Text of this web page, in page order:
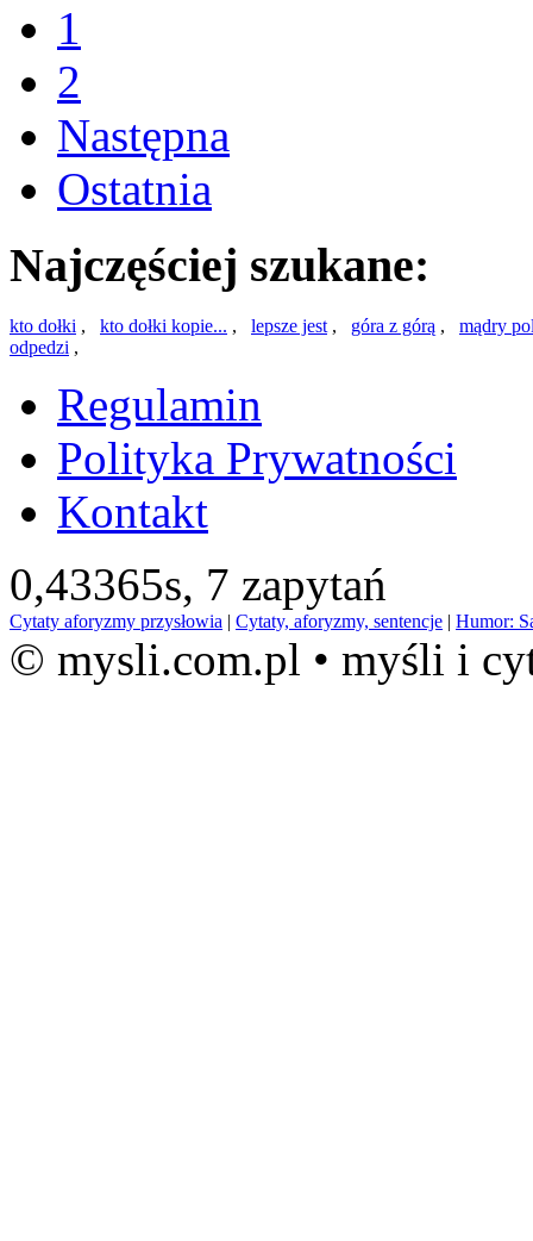
1
2
Następna
Ostatnia
Najczęściej szukane:
kto dołki , kto dołki kopie... , lepsze jest , góra z górą , mądry
odpedzi ,
Regulamin
Polityka Prywatności
Kontakt
0,43365s, 7 zapytań
Cytaty aforyzmy przysłowia | Cytaty, aforyzmy, sentencje | Humor:
© mysli.com.pl • myśli i